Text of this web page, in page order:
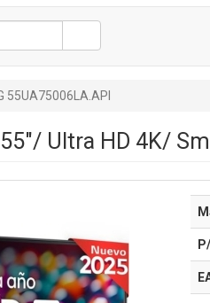
55UA75006LA.API
Ultra HD 4K/